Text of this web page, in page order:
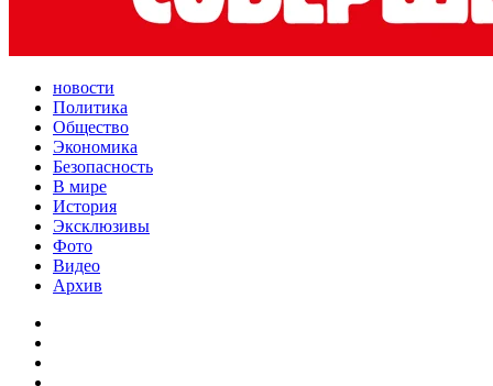
новости
Политика
Общество
Экономика
Безопасность
В мире
История
Эксклюзивы
Фото
Видео
Архив